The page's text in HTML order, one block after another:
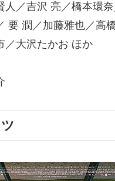
人／吉沢 亮／橋本環
要 潤／加藤雅也／高
／大沢たかお ほか